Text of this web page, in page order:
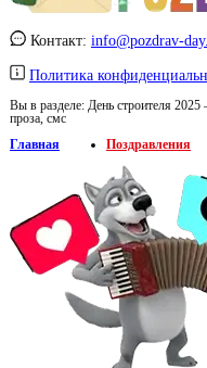
Контакт: info@pozdrav-
Политика
Вы в разделе: День строителя 2025
проза, смс
Главная
Поздравления